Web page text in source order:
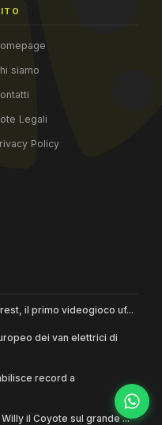
siamo
Legali
Policy
il primo videogioco uf...
dei van elettrici di
record a
il Coyote sul grande ...